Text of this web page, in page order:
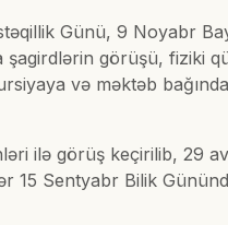
Günü, 9 Noyabr
şagirdlərin görüşü, fiziki
və məktəb
ilə görüş keçirilib, 29
15 Sentyabr Bilik